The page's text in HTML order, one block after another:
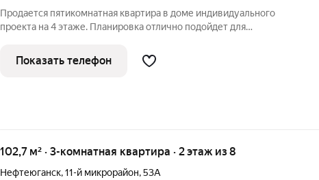
Продается пятикомнатная квартира в доме индивидуального
проекта на 4 этаже. Планировка отлично подойдет для
выровняны, полы ламинат,санузел в кафеле,присутствует
большая гардеробная с
Показать телефон
102,7 м² · 3-комнатная квартира · 2 этаж из 8
Нефтеюганск,11-й микрорайон,53А